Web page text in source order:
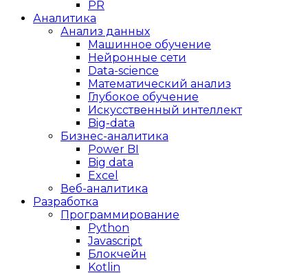
PR
Аналитика
Анализ данных
Машинное обучение
Нейронные сети
Data-science
Математический анализ
Глубокое обучение
Искусственный интеллект
Big-data
Бизнес-аналитика
Power BI
Big data
Excel
Веб-аналитика
Разработка
Программирование
Python
Javascript
Блокчейн
Kotlin